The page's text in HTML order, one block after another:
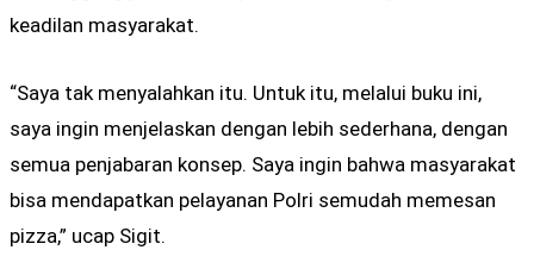
keadilan masyarakat.
“Saya tak menyalahkan itu. Untuk itu, melalui buku ini,
saya ingin menjelaskan dengan lebih sederhana, dengan
semua penjabaran konsep. Saya ingin bahwa masyarakat
bisa mendapatkan pelayanan Polri semudah memesan
pizza,” ucap Sigit.